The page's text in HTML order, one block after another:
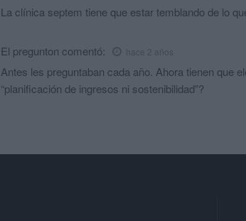
La clínica septem tiene que estar temblando de lo
El pregunton comentó: hace 2 años
Antes les preguntaban cada año. Ahora tienen que
“planificación de ingresos ni sostenibilidad”?